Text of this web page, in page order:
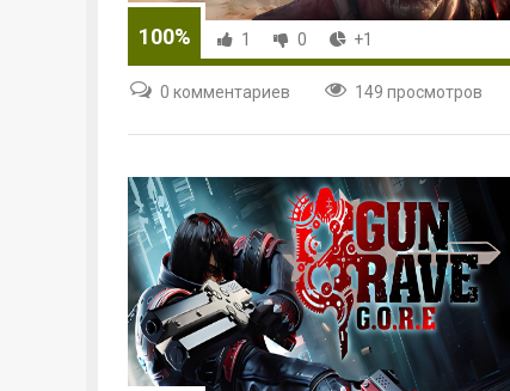
100% 1 0 +1
0 комментариев 149 просмотров